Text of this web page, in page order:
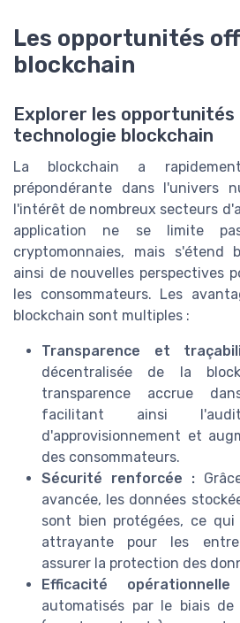
Les opportunités
blockchain
Explorer les
technologie blockchain
La blockchain a
prépondérante dans l'univers
l'intérêt de nombreux secteurs
application ne se limite
cryptomonnaies, mais s'étend
ainsi de nouvelles perspectives
les consommateurs. Les
blockchain sont multiples :
Transparence et
décentralisée de la
transparence accrue
facilitant ainsi
d'approvisionnement et
des consommateurs.
Sécurité renforcée :
avancée, les données
sont bien protégées, ce
attrayante pour les
assurer la protection des
Efficacité
automatisés par le biais